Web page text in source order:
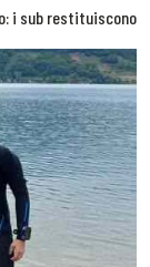
i sub restituiscono